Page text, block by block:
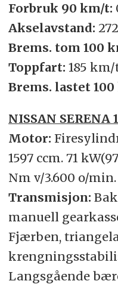
Forbruk 90 km/t:
Akselavstand:
Brems. tom 100
Toppfart: 185 km/
Brems. lastet
NISSAN SERENA
Motor:
1597 ccm. 71
Nm v/3.600 o/min.
Transmisjon:
manuell
Fjærben,
Langsgående